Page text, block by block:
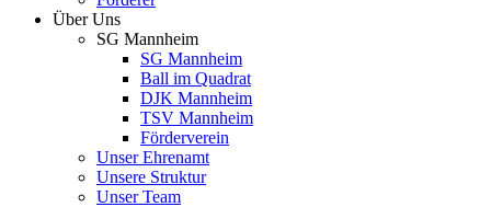
Über Uns
SG Mannheim
SG Mannheim
Ball im Quadrat
DJK Mannheim
TSV Mannheim
Förderverein
Unser Ehrenamt
Unsere Struktur
Unser Team